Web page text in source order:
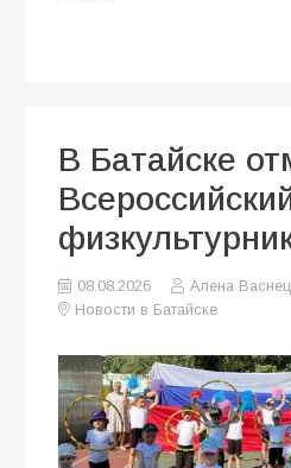
В Батайске
08.08.2026
Алена
Новости в Батайске